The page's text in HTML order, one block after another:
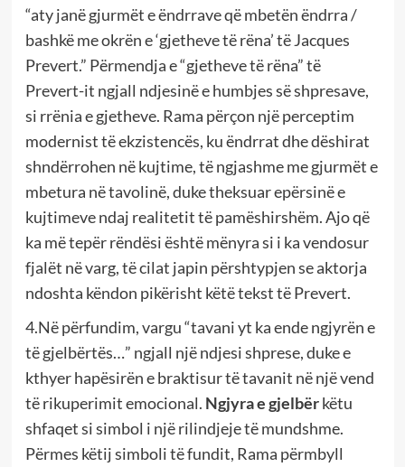
“aty janë gjurmët e ëndrrave që mbetën ëndrra /
bashkë me okrën e ‘gjetheve të rëna’ të Jacques
Prevert.” Përmendja e “gjetheve të rëna” të
Prevert-it ngjall ndjesinë e humbjes së shpresave,
si rrënia e gjetheve. Rama përçon një perceptim
modernist të ekzistencës, ku ëndrrat dhe dëshirat
shndërrohen në kujtime, të ngjashme me gjurmët e
mbetura në tavolinë, duke theksuar epërsinë e
kujtimeve ndaj realitetit të pamëshirshëm. Ajo që
ka më tepër rëndësi është mënyra si i ka vendosur
fjalët në varg, të cilat japin përshtypjen se aktorja
ndoshta këndon pikërisht këtë tekst të Prevert.
4.Në përfundim, vargu “tavani yt ka ende ngjyrën e
të gjelbërtës…” ngjall një ndjesi shprese, duke e
kthyer hapësirën e braktisur të tavanit në një vend
të rikuperimit emocional. Ngjyra e gjelbërkëtu
shfaqet si simbol i një rilindjeje të mundshme.
Përmes këtij simboli të fundit, Rama përmbyll